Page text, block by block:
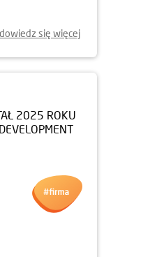
dowiedz się więcej
2025 ROKU